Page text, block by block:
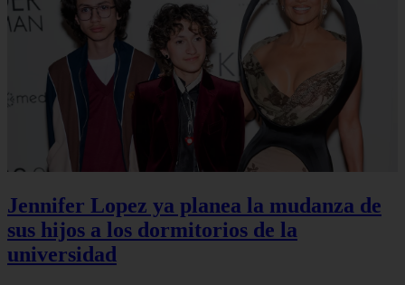
Jennifer Lopez ya planea la mudanza de
sus hijos a los dormitorios de la
universidad